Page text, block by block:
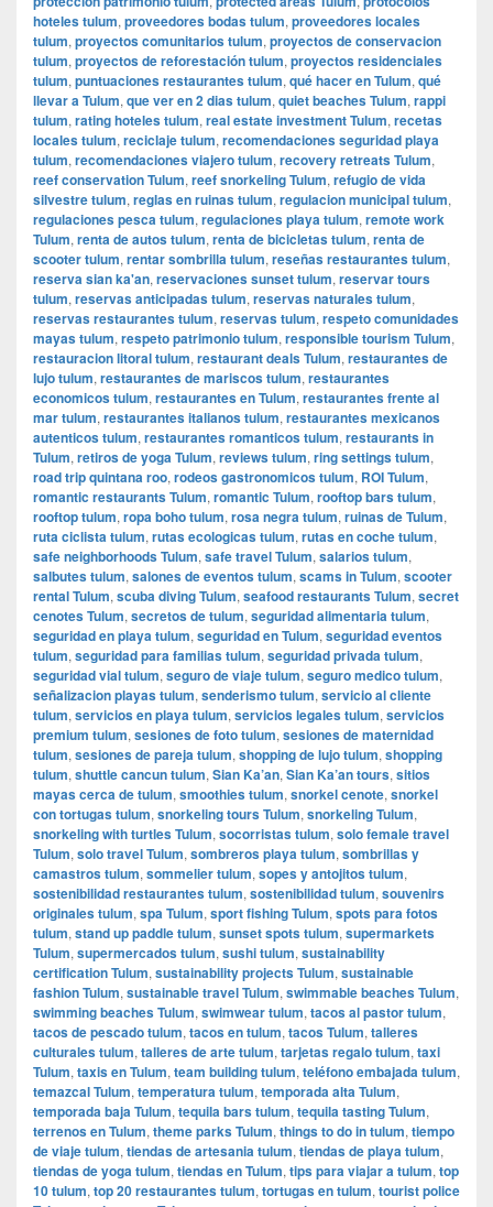
hoteles tulum, proveedores bodas tulum, proveedores locales
tulum, proyectos comunitarios tulum, proyectos de conservacion
tulum, proyectos de reforestación tulum, proyectos residenciales
tulum, puntuaciones restaurantes tulum, qué hacer en Tulum, qué
llevar a Tulum, que ver en 2 dias tulum, quiet beaches Tulum, rappi
tulum, rating hoteles tulum, real estate investment Tulum, recetas
locales tulum, reciclaje tulum, recomendaciones seguridad playa
tulum, recomendaciones viajero tulum, recovery retreats Tulum,
reef conservation Tulum, reef snorkeling Tulum, refugio de vida
silvestre tulum, reglas en ruinas tulum, regulacion municipal tulum,
regulaciones pesca tulum, regulaciones playa tulum, remote work
Tulum, renta de autos tulum, renta de bicicletas tulum, renta de
scooter tulum, rentar sombrilla tulum, reseñas restaurantes tulum,
reserva sian ka'an, reservaciones sunset tulum, reservar tours
tulum, reservas anticipadas tulum, reservas naturales tulum,
reservas restaurantes tulum, reservas tulum, respeto comunidades
mayas tulum, respeto patrimonio tulum, responsible tourism Tulum,
restauracion litoral tulum, restaurant deals Tulum, restaurantes de
lujo tulum, restaurantes de mariscos tulum, restaurantes
economicos tulum, restaurantes en Tulum, restaurantes frente al
mar tulum, restaurantes italianos tulum, restaurantes mexicanos
autenticos tulum, restaurantes romanticos tulum, restaurants in
Tulum, retiros de yoga Tulum, reviews tulum, ring settings tulum,
road trip quintana roo, rodeos gastronomicos tulum, ROI Tulum,
romantic restaurants Tulum, romantic Tulum, rooftop bars tulum,
rooftop tulum, ropa boho tulum, rosa negra tulum, ruinas de Tulum,
ruta ciclista tulum, rutas ecologicas tulum, rutas en coche tulum,
safe neighborhoods Tulum, safe travel Tulum, salarios tulum,
salbutes tulum, salones de eventos tulum, scams in Tulum, scooter
rental Tulum, scuba diving Tulum, seafood restaurants Tulum, secret
cenotes Tulum, secretos de tulum, seguridad alimentaria tulum,
seguridad en playa tulum, seguridad en Tulum, seguridad eventos
tulum, seguridad para familias tulum, seguridad privada tulum,
seguridad vial tulum, seguro de viaje tulum, seguro medico tulum,
señalizacion playas tulum, senderismo tulum, servicio al cliente
tulum, servicios en playa tulum, servicios legales tulum, servicios
premium tulum, sesiones de foto tulum, sesiones de maternidad
tulum, sesiones de pareja tulum, shopping de lujo tulum, shopping
tulum, shuttle cancun tulum, Sian Ka’an, Sian Ka’an tours, sitios
mayas cerca de tulum, smoothies tulum, snorkel cenote, snorkel
con tortugas tulum, snorkeling tours Tulum, snorkeling Tulum,
snorkeling with turtles Tulum, socorristas tulum, solo female travel
Tulum, solo travel Tulum, sombreros playa tulum, sombrillas y
camastros tulum, sommelier tulum, sopes y antojitos tulum,
sostenibilidad restaurantes tulum, sostenibilidad tulum, souvenirs
originales tulum, spa Tulum, sport fishing Tulum, spots para fotos
tulum, stand up paddle tulum, sunset spots tulum, supermarkets
Tulum, supermercados tulum, sushi tulum, sustainability
certification Tulum, sustainability projects Tulum, sustainable
fashion Tulum, sustainable travel Tulum, swimmable beaches Tulum,
swimming beaches Tulum, swimwear tulum, tacos al pastor tulum,
tacos de pescado tulum, tacos en tulum, tacos Tulum, talleres
culturales tulum, talleres de arte tulum, tarjetas regalo tulum, taxi
Tulum, taxis en Tulum, team building tulum, teléfono embajada tulum,
temazcal Tulum, temperatura tulum, temporada alta Tulum,
temporada baja Tulum, tequila bars tulum, tequila tasting Tulum,
terrenos en Tulum, theme parks Tulum, things to do in tulum, tiempo
de viaje tulum, tiendas de artesania tulum, tiendas de playa tulum,
tiendas de yoga tulum, tiendas en Tulum, tips para viajar a tulum, top
10 tulum, top 20 restaurantes tulum, tortugas en tulum, tourist police